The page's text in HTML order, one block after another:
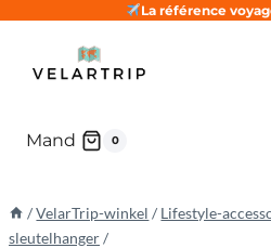
inhoud
La référence
Mand 0
/ VelarTrip-winkel / Lifestyle-
sleutelhanger/